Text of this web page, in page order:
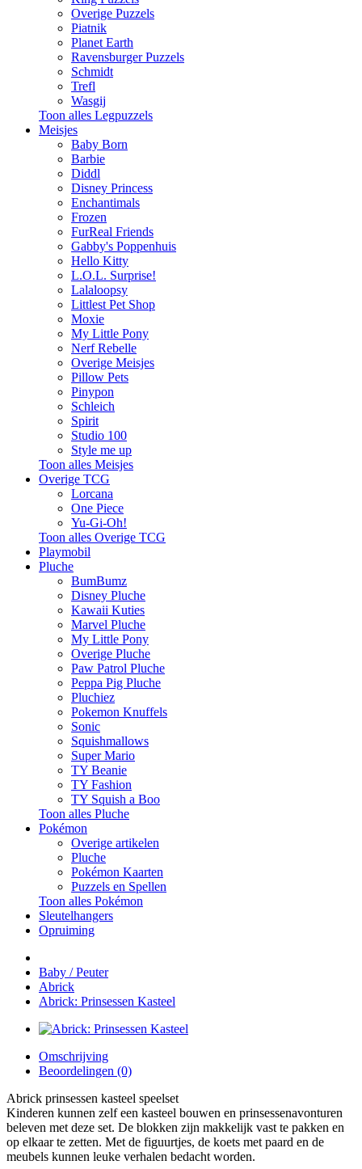
Overige Puzzels
Piatnik
Planet Earth
Ravensburger Puzzels
Schmidt
Trefl
Wasgij
Toon alles Legpuzzels
Meisjes
Baby Born
Barbie
Diddl
Disney Princess
Enchantimals
Frozen
FurReal Friends
Gabby's Poppenhuis
Hello Kitty
L.O.L. Surprise!
Lalaloopsy
Littlest Pet Shop
Moxie
My Little Pony
Nerf Rebelle
Overige Meisjes
Pillow Pets
Pinypon
Schleich
Spirit
Studio 100
Style me up
Toon alles Meisjes
Overige TCG
Lorcana
One Piece
Yu-Gi-Oh!
Toon alles Overige TCG
Playmobil
Pluche
BumBumz
Disney Pluche
Kawaii Kuties
Marvel Pluche
My Little Pony
Overige Pluche
Paw Patrol Pluche
Peppa Pig Pluche
Pluchiez
Pokemon Knuffels
Sonic
Squishmallows
Super Mario
TY Beanie
TY Fashion
TY Squish a Boo
Toon alles Pluche
Pokémon
Overige artikelen
Pluche
Pokémon Kaarten
Puzzels en Spellen
Toon alles Pokémon
Sleutelhangers
Opruiming
Baby / Peuter
Abrick
Abrick: Prinsessen Kasteel
Omschrijving
Beoordelingen (0)
Abrick prinsessen kasteel speelset
Kinderen kunnen zelf een kasteel bouwen en prinsessenavonturen
beleven met deze set. De blokken zijn makkelijk vast te pakken en
op elkaar te zetten. Met de figuurtjes, de koets met paard en de
meubels kunnen leuke verhalen bedacht worden.